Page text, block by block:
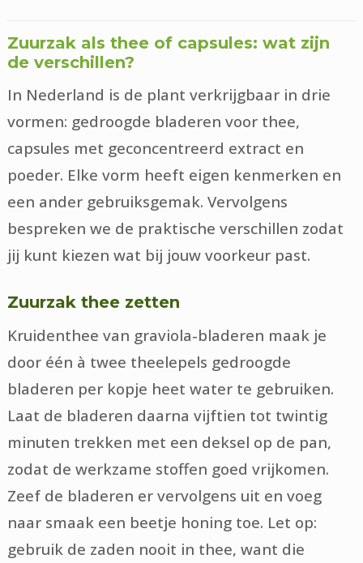
Zuurzak als thee of capsules: wat zijn
de verschillen?
In Nederland is de plant verkrijgbaar in drie
vormen: gedroogde bladeren voor thee,
capsules met geconcentreerd extract en
poeder. Elke vorm heeft eigen kenmerken en
een ander gebruiksgemak. Vervolgens
bespreken we de praktische verschillen zodat
jij kunt kiezen wat bij jouw voorkeur past.
Zuurzak thee zetten
Kruidenthee van graviola-bladeren maak je
door één à twee theelepels gedroogde
bladeren per kopje heet water te gebruiken.
Laat de bladeren daarna vijftien tot twintig
minuten trekken met een deksel op de pan,
zodat de werkzame stoffen goed vrijkomen.
Zeef de bladeren er vervolgens uit en voeg
naar smaak een beetje honing toe. Let op:
gebruik de zaden nooit in thee, want die